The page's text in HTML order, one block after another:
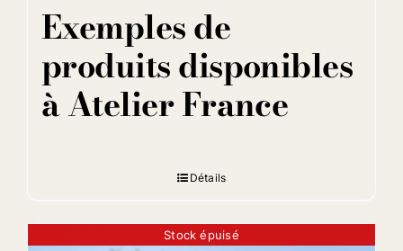
Exemples de
produits disponibles
à Atelier France
Détails
Stock épuisé